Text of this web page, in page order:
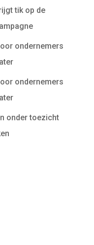
tik op de
ondernemers
ondernemers
onder toezicht